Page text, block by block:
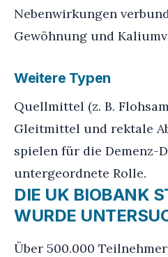
Nebenwirkungen
Gewöhnung und
Weitere Typen
Quellmittel (z. B.
Gleitmittel und rektale
spielen für die Demenz-
untergeordnete Rolle.
DIE UK BIOBANK
WURDE
Über 500.000